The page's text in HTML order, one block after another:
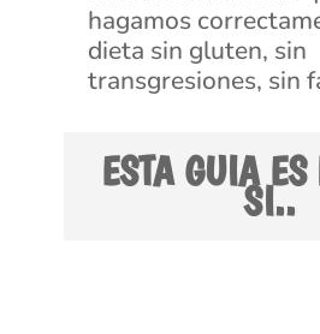
hagamos
dieta sin gluten, sin
transgresiones, sin
ESTA GUIA
SI..